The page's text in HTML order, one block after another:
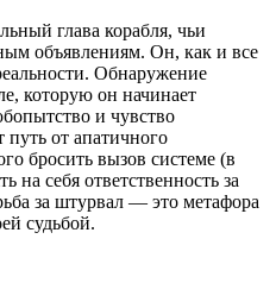
глава корабля, чьи
объявлениям. Он, как и все
Обнаружение
которую он начинает
и чувство
путь от апатичного
бросить вызов системе (в
на себя ответственность за
за штурвал — это метафора
судьбой.